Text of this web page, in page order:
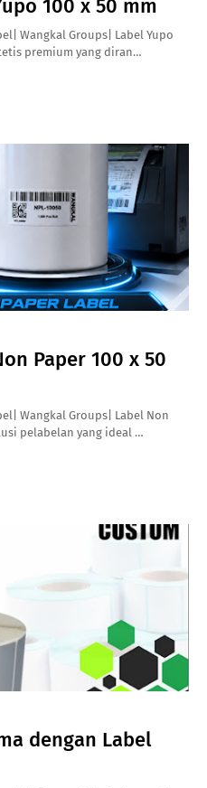
100 x 50 mm
Wangkal Groups| Label Yupo
premium yang diran…
Paper 100 x 50
Wangkal Groups| Label Non
pelabelan yang ideal …
dengan Label